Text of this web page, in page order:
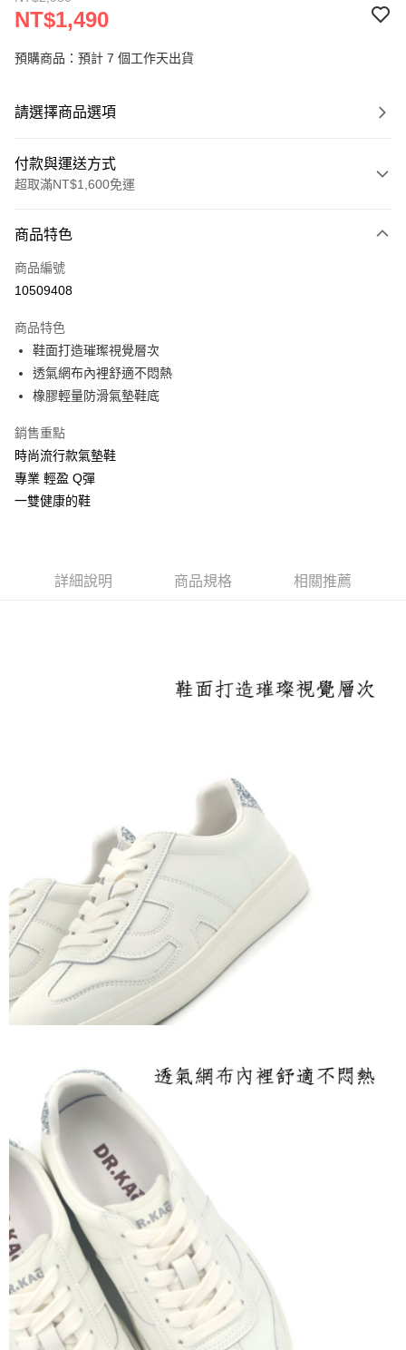
NT$1,490
預購商品：預計 7 個工作天出貨
請選擇商品選項
付款與運送方式
超取滿NT$1,600免運
信用卡一次付款
LINE Pay
街口支付
悠遊付
ATM付款
付款後萊爾富取貨
商品特色
商品編號
10509408
商品特色
鞋面打造璀璨視覺層次
透氣網布內裡舒適不悶熱
橡膠輕量防滑氣墊鞋底
銷售重點
時尚流行款氣墊鞋
專業 輕盈 Q彈
一雙健康的鞋
詳細說明 商品規格 相關推薦